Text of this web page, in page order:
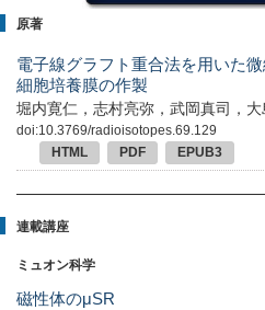
原著
電子線グラフト重合法を用いた
細胞培養膜の作製
堀内寛仁，志村亮弥，武岡真司，
doi:10.3769/radioisotopes.69.129
HTML
PDF EPUB3
連載講座
ミュオン科学
磁性体のμSR